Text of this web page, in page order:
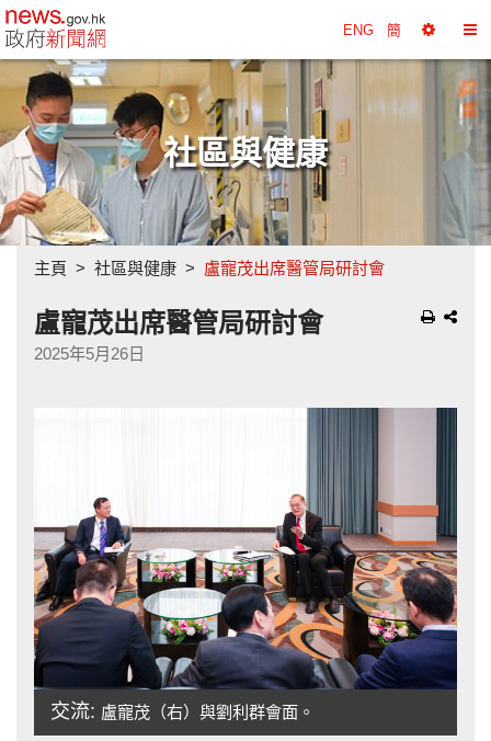
政府新聞網主頁 ENG 簡
擇
換
目
錄
社區與健康
主頁 社區與健康 盧寵茂出席醫管局研討會
盧寵茂出席醫管局研討會
2025年5月26日
交流: 盧寵茂（右）與劉利群會面。